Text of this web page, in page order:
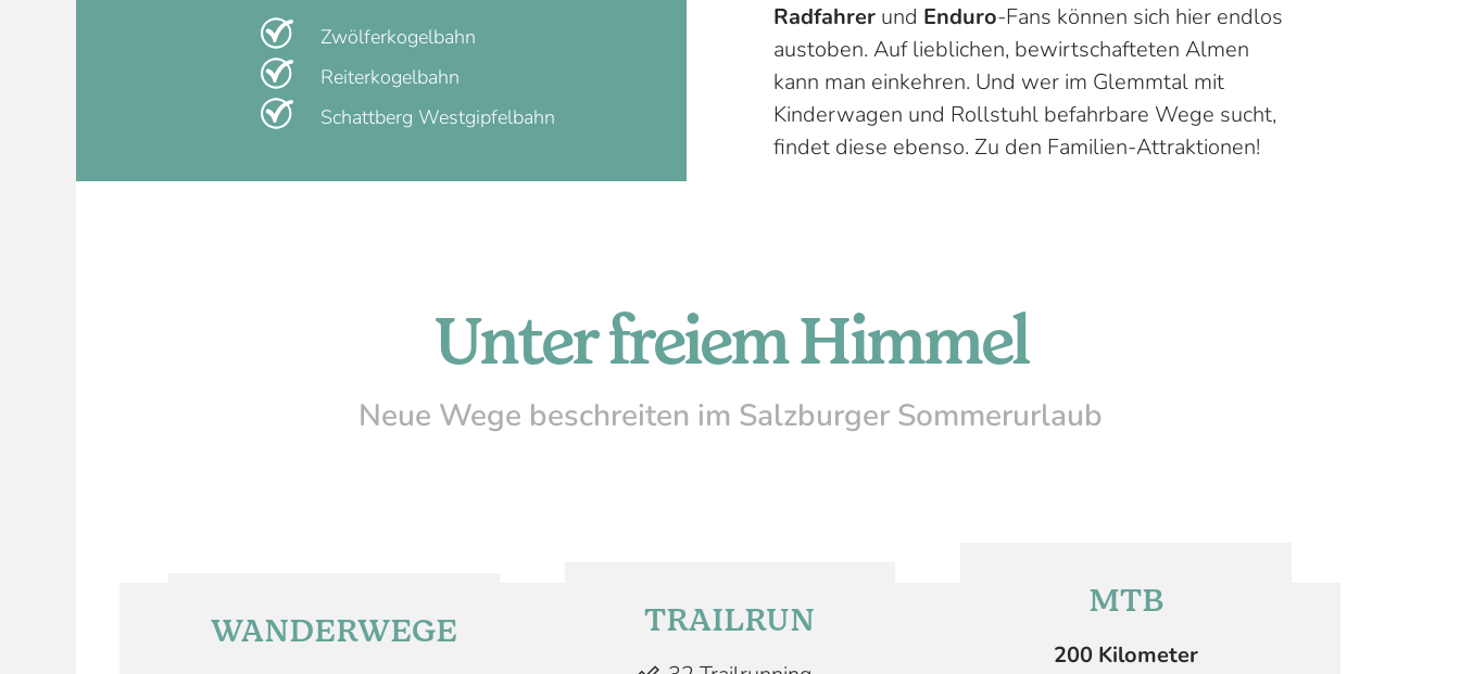
Radfahrer und Enduro-Fans können sich hier endlos
austoben. Auf lieblichen, bewirtschafteten Almen
kann man einkehren. Und wer im Glemmtal mit
Kinderwagen und Rollstuhl befahrbare Wege sucht,
findet diese ebenso. Zu den Familien-Attraktionen!
Zwölferkogelbahn
Reiterkogelbahn
Schattberg Westgipfelbahn
Unter freiem Himmel
Neue Wege beschreiten im Salzburger Sommerurlaub
WANDERWEGE TRAILRUN
MTB
200 Kilometer